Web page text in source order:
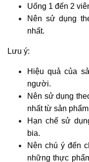
Uống 1 đến 2
Nên sử dụng
nhất.
Lưu ý:
Hiệu quả của
người.
Nên sử dụng
nhất từ sản
Hạn chế sử
bia.
Nên chú ý đến
những thực